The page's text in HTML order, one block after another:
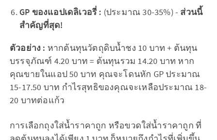
GP ของแอปเดลิเวอรี่ : (ประมาณ 30-35%) - ส่วนนี้
สำคัญที่สุด!
ตัวอย่าง : หากต้นทุนวัตถุดิบน้ำชง 10 บาท + ต้นทุน
บรรจุภัณฑ์ 4.20 บาท = ต้นทุนรวม 14.20 บาท หาก
คุณขายในแอป 50 บาท คุณจะโดนหัก GP ประมาณ
15-17.50 บาท กำไรสุทธิของคุณจะเหลือประมาณ 18-
20 บาทต่อแก้ว
การเลือกถุงใส่น้ำราคาถูก หรือขวดใส่น้ำราคาถูก ที่